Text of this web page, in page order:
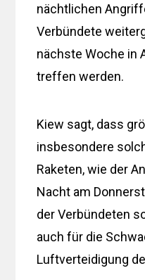
nächtlichen
Verbündete
nächste Woche in
treffen werden.
Kiew sagt, dass
insbesondere
Raketen, wie der
Nacht am
der Verbündeten
auch für die
Luftverteidigung